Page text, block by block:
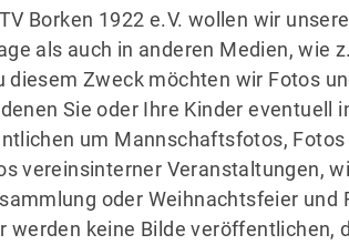
Borken 1922 e.V. wollen wir
als auch in anderen Medien, wie
diesem Zweck möchten wir Fotos
Sie oder Ihre Kinder eventuell
um Mannschaftsfotos,
vereinsinterner Veranstaltungen,
oder Weihnachtsfeier und
werden keine Bilde veröffentlichen,